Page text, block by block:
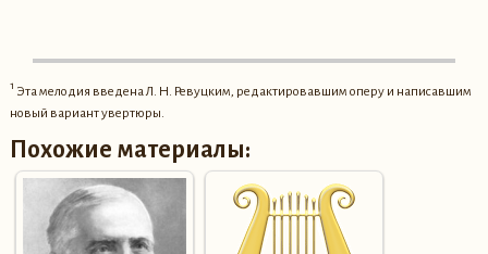
1 Эта мелодия введена Л. Н. Ревуцким, редактировавшим оперу и написавшим
новый вариант увертюры.
Похожие материалы: